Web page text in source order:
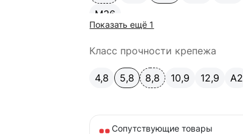
М36
Показать ещё 1
Класс прочности крепежа
4,8 5,8 8,8 10,9 12,9 A2
Сопутствующие товары